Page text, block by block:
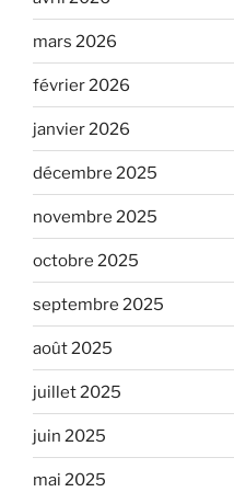
mars 2026
février 2026
janvier 2026
décembre 2025
novembre 2025
octobre 2025
septembre 2025
août 2025
juillet 2025
juin 2025
mai 2025